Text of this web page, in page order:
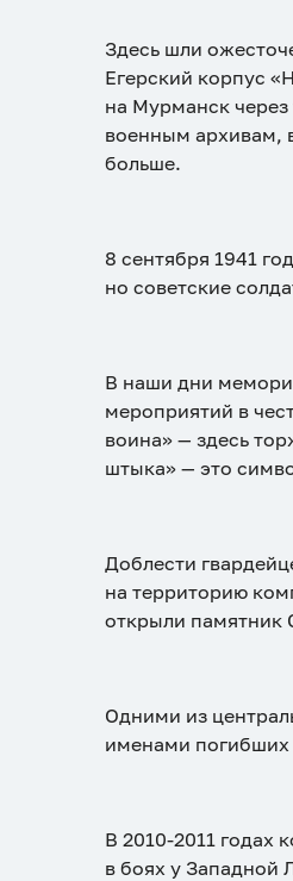
Здесь шли
Егерский корпус
на Мурманск
военным архивам,
больше.
8 сентября 1941
но советские
В наши дни
мероприятий в
воина» — здесь
штыка» — это
Доблести
на территорию
открыли памятник
Одними из
именами погибших
В 2010-2011 годах
в боях у